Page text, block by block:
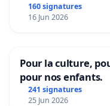
160 signatures
16 Jun 2026
Pour la culture,
pour nos enfants.
241 signatures
25 Jun 2026